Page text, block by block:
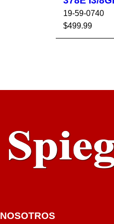
19-59-0740
$499.99
AÑADIR AL
NOSOTROS